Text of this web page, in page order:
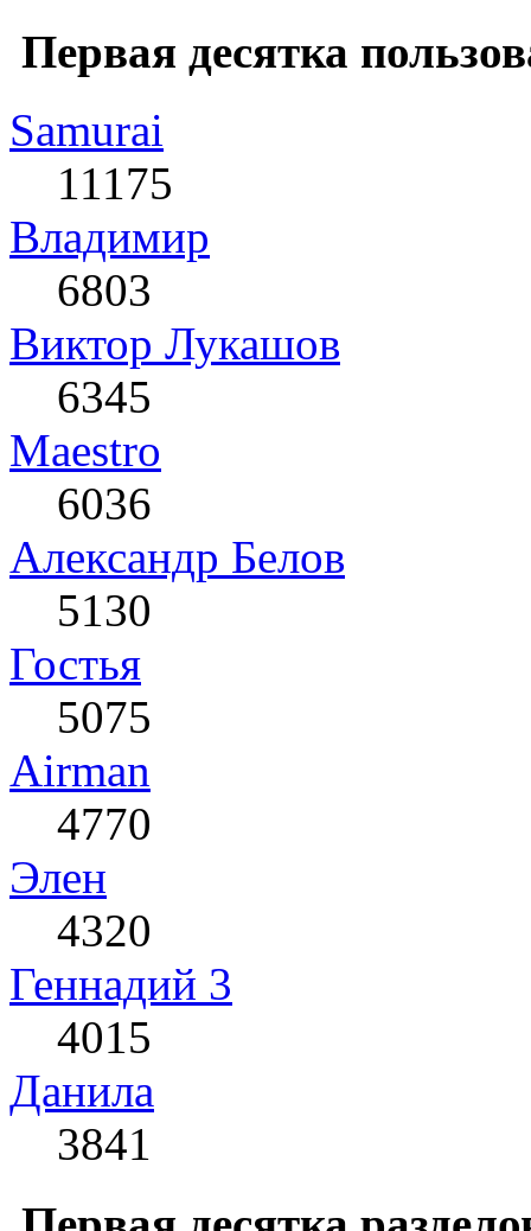
Первая десятка
Samurai
11175
Влaдимир
6803
Виктор Лукашов
6345
Maestro
6036
Александр Белов
5130
Гостья
5075
Airman
4770
Элен
4320
Геннадий 3
4015
Данила
3841